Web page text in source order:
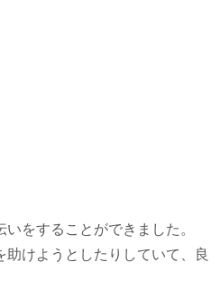
をすることができました。
けようとしたりしていて、良